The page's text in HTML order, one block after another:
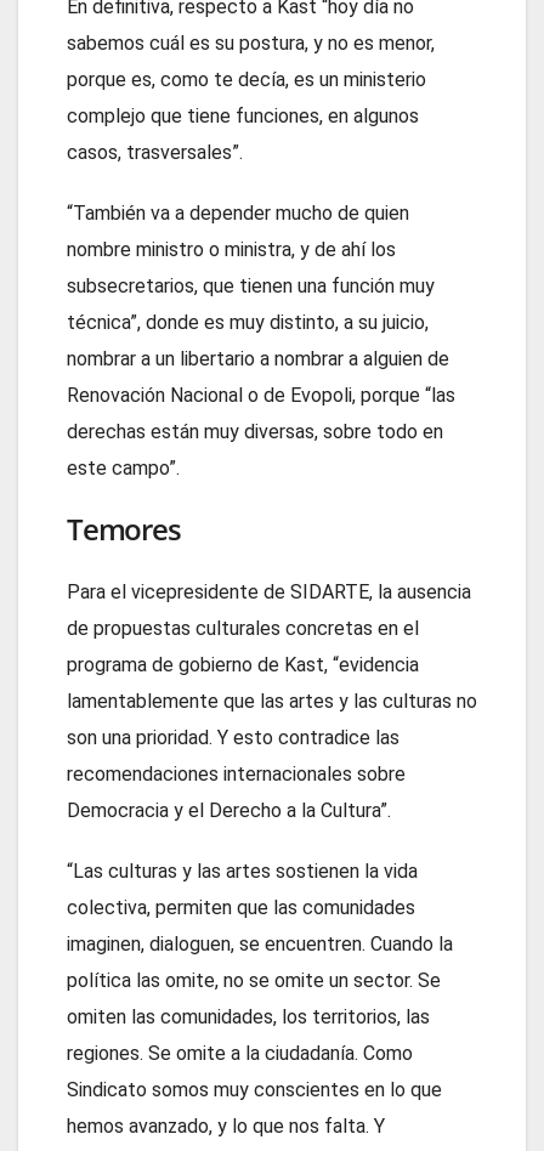
En definitiva, respecto a Kast “hoy día no
sabemos cuál es su postura, y no es menor,
porque es, como te decía, es un ministerio
complejo que tiene funciones, en algunos
casos, trasversales”.
“También va a depender mucho de quien
nombre ministro o ministra, y de ahí los
subsecretarios, que tienen una función muy
técnica”, donde es muy distinto, a su juicio,
nombrar a un libertario a nombrar a alguien de
Renovación Nacional o de Evopoli, porque “las
derechas están muy diversas, sobre todo en
este campo”.
Temores
Para el vicepresidente de SIDARTE, la ausencia
de propuestas culturales concretas en el
programa de gobierno de Kast, “evidencia
lamentablemente que las artes y las culturas no
son una prioridad. Y esto contradice las
recomendaciones internacionales sobre
Democracia y el Derecho a la Cultura”.
“Las culturas y las artes sostienen la vida
colectiva, permiten que las comunidades
imaginen, dialoguen, se encuentren. Cuando la
política las omite, no se omite un sector. Se
omiten las comunidades, los territorios, las
regiones. Se omite a la ciudadanía. Como
Sindicato somos muy conscientes en lo que
hemos avanzado, y lo que nos falta. Y